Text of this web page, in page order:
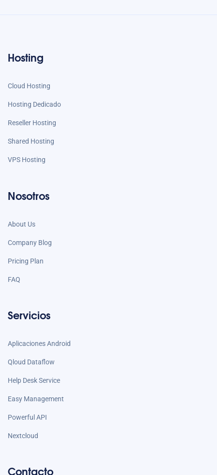
Hosting
Cloud Hosting
Hosting Dedicado
Reseller Hosting
Shared Hosting
VPS Hosting
Nosotros
About Us
Company Blog
Pricing Plan
FAQ
Servicios
Aplicaciones Android
Qloud Dataflow
Help Desk Service
Easy Management
Powerful API
Nextcloud
Contacto